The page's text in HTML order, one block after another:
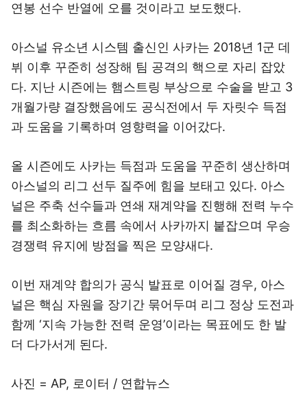
연봉 선수 반열에 오를 것이라고 보도했다.
아스널 유소년 시스템 출신인 사카는 2018년 1군 데
뷔 이후 꾸준히 성장해 팀 공격의 핵으로 자리 잡았
다. 지난 시즌에는 햄스트링 부상으로 수술을 받고 3
개월가량 결장했음에도 공식전에서 두 자릿수 득점
과 도움을 기록하며 영향력을 이어갔다.
올 시즌에도 사카는 득점과 도움을 꾸준히 생산하며
아스널의 리그 선두 질주에 힘을 보태고 있다. 아스
널은 주축 선수들과 연쇄 재계약을 진행해 전력 누수
를 최소화하는 흐름 속에서 사카까지 붙잡으며 우승
경쟁력 유지에 방점을 찍은 모양새다.
이번 재계약 합의가 공식 발표로 이어질 경우, 아스
널은 핵심 자원을 장기간 묶어두며 리그 정상 도전과
함께 ‘지속 가능한 전력 운영’이라는 목표에도 한 발
더 다가서게 된다.
사진 = AP, 로이터 / 연합뉴스